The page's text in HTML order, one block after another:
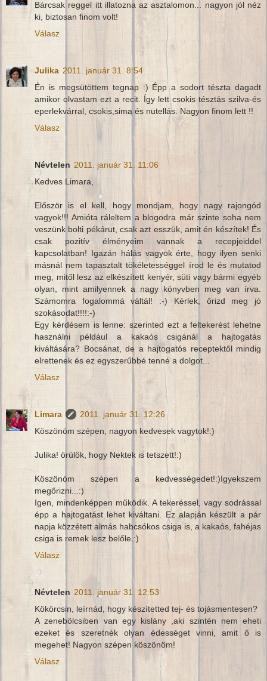
Bárcsak reggel itt illatozna az asztalomon... nagyon jól néz
ki, biztosan finom volt!
Válasz
Julika 2011. január 31. 8:54
Én is megsütöttem tegnap :) Épp a sodort tészta dagadt
amikor olvastam ezt a recit. Így lett csokis tésztás szilva-és
eperlekvárral, csokis,sima és nutellás. Nagyon finom lett !!
Válasz
Névtelen 2011. január 31. 11:06
Kedves Limara,
Először is el kell, hogy mondjam, hogy nagy rajongód
vagyok!!! Amióta ráleltem a blogodra már szinte soha nem
veszünk bolti pékárut, csak azt esszük, amit én készítek! És
csak pozitív élményeim vannak a recepjeiddel
kapcsolatban! Igazán hálás vagyok érte, hogy ilyen senki
másnál nem tapasztalt tökéletességgel írod le és mutatod
meg, mitől lesz az elkészített kenyér, süti vagy bármi egyéb
olyan, mint amilyennek a nagy könyvben meg van írva.
Számomra fogalommá váltál! :-) Kérlek, őrizd meg jó
szokásodat!!!!:-)
Egy kérdésem is lenne: szerinted ezt a feltekerést lehetne
használni például a kakaós csigánál a hajtogatás
kiváltására? Bocsánat, de a hajtogatós receptektől mindig
elrettenek és ez egyszerűbbé tenné a dolgot...
Válasz
Limara
2011. január 31. 12:26
Köszönöm szépen, nagyon kedvesek vagytok!:)
Julika! örülök, hogy Nektek is tetszett!:)
Köszönöm szépen a kedvességedet!:)Igyekszem
megőrizni...:)
Igen, mindenképpen működik. A tekeréssel, vagy sodrással
épp a hajtogatást lehet kiváltani. Ez alapján készült a pár
napja közzétett almás habcsókos csiga is, a kakaós, fahéjas
csiga is remek lesz belőle.:)
Válasz
Névtelen 2011. január 31. 12:53
Kökörcsin, leírnád, hogy készítetted tej- és tojásmentesen?
A zenebölcsiben van egy kislány ,aki szintén nem eheti
ezeket és szeretnék olyan édességet vinni, amit ő is
megehet! Nagyon szépen köszönöm!
Válasz